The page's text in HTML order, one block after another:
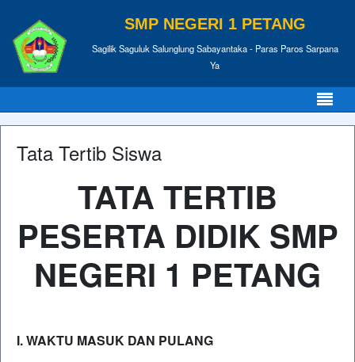
SMP NEGERI 1 PETANG
Sagilik Saguluk Salunglung Sabayantaka - Paras Paros Sarpana
Ya
Tata Tertib Siswa
TATA TERTIB
PESERTA DIDIK SMP
NEGERI 1 PETANG
I. WAKTU MASUK DAN PULANG